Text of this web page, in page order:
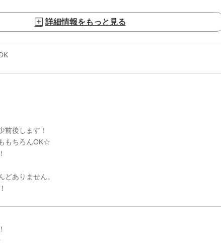
詳細情報をもっと見る
前後します！
もちろんOK☆
どありません。